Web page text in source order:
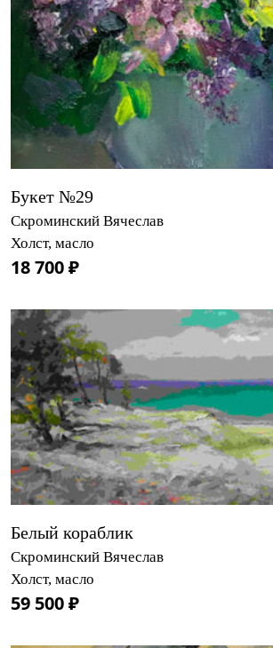
Букет №29
Скроминский Вячеслав
Холст, масло
18 700 ₽
Белый кораблик
Скроминский Вячеслав
Холст, масло
59 500 ₽